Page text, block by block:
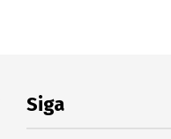
Siga